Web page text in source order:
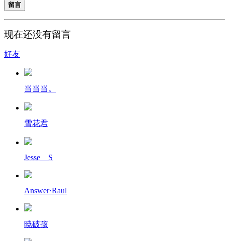
留言
现在还没有留言
好友
当当当。
雪花君
Jesse__S
Answer·Raul
暁破孩